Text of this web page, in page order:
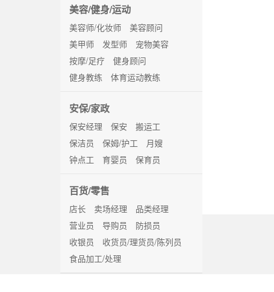
美容/健身/运动
美容师/化妆师
美容顾问
美甲师
发型师
宠物美容
按摩/足疗
健身顾问
健身教练
体育运动教练
安保/家政
保安经理 保安
搬运工
保洁员
保姆/护工
月嫂
钟点工
育婴员 保育员
百货/零售
店长 卖场经理
品类经理
营业员
导购员
防损员
收银员
收货员/理货员/陈列员
食品加工/处理